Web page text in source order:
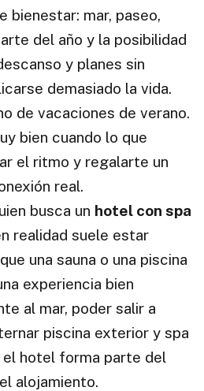
bienestar: mar, paseo,
del año y la posibilidad
y planes sin
demasiado la vida.
de vacaciones de verano.
bien cuando lo que
el ritmo y regalarte un
real.
busca un hotel con spa
realidad suele estar
una sauna o una piscina
experiencia bien
al mar, poder salir a
piscina exterior y spa
el hotel forma parte del
alojamiento.